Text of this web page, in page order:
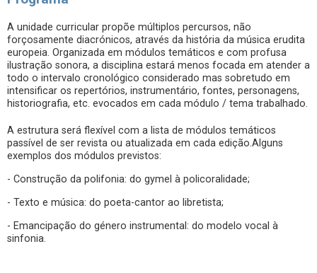
A unidade curricular propõe múltiplos percursos, não
forçosamente diacrónicos, através da história da música erudita
europeia. Organizada em módulos temáticos e com profusa
ilustração sonora, a disciplina estará menos focada em atender a
todo o intervalo cronológico considerado mas sobretudo em
intensificar os repertórios, instrumentário, fontes, personagens,
historiografia, etc. evocados em cada módulo / tema trabalhado.
A estrutura será flexível com a lista de módulos temáticos
passível de ser revista ou atualizada em cada edição.Alguns
exemplos dos módulos previstos:
- Construção da polifonia: do gymel à policoralidade;
- Texto e música: do poeta-cantor ao libretista;
- Emancipação do género instrumental: do modelo vocal à
sinfonia.